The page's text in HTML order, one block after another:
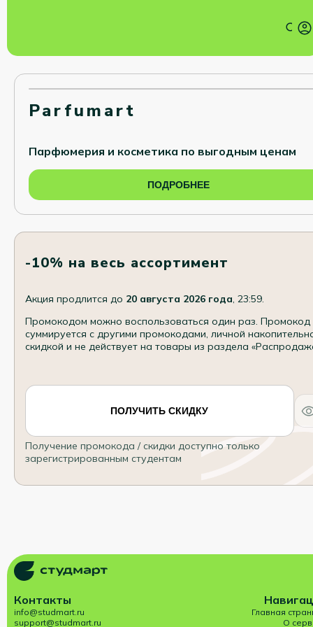
Parfumart
Парфюмерия и косметика по выгодным ценам
ПОДРОБНЕЕ
-10% на весь ассортимент
Акция продлится до 20 августа 2026 года, 23:59.
Промокодом можно воспользоваться один раз. Промокод
суммируется с другими промокодами, личной
скидкой и не действует на товары из раздела
ПОЛУЧИТЬ СКИДКУ
Получение промокода / скидки доступно только
зарегистрированным студентам
Контакты
info@studmart.ru
support@studmart.ru
Главная
О